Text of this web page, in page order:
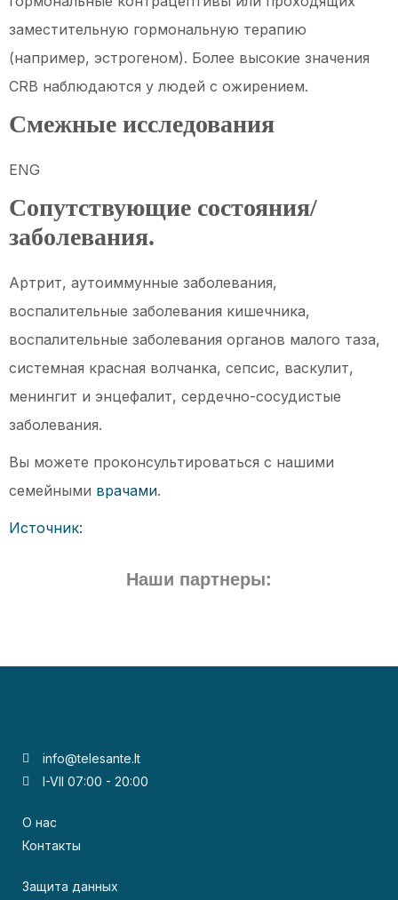
заместительную гормональную терапию
(например, эстрогеном). Более высокие значения
CRB наблюдаются у людей с ожирением.
Смежные исследования
ENG
Сопутствующие состояния/
заболевания.
Артрит, аутоиммунные заболевания,
воспалительные заболевания кишечника,
воспалительные заболевания органов малого таза,
системная красная волчанка, сепсис, васкулит,
менингит и энцефалит, сердечно-сосудистые
заболевания.
Вы можете проконсультироваться с нашими
семейными врачами.
Источник:
Наши партнеры:
info@telesante.lt
I-VII 07:00 - 20:00
О нас
Контакты
Защита данных